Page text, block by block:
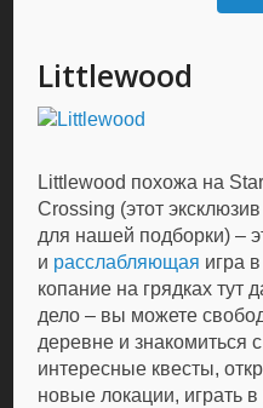
Littlewood
Littlewood похожа на
Crossing (этот
для нашей подборки) –
и расслабляющая игра
копание на грядках тут
дело – вы можете
деревне и знакомиться
интересные квесты,
новые локации, играть